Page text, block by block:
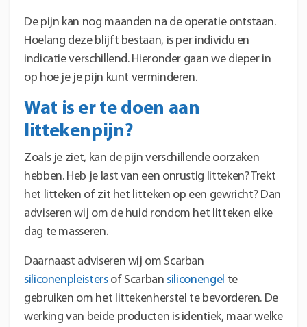
De pijn kan nog maanden na de operatie ontstaan.
Hoelang deze blijft bestaan, is per individu en
indicatie verschillend. Hieronder gaan we dieper in
op hoe je je pijn kunt verminderen.
Wat is er te doen aan
littekenpijn?
Zoals je ziet, kan de pijn verschillende oorzaken
hebben. Heb je last van een onrustig litteken? Trekt
het litteken of zit het litteken op een gewricht? Dan
adviseren wij om de huid rondom het litteken elke
dag te masseren.
Daarnaast adviseren wij om Scarban
siliconenpleistersof Scarban siliconengel te
gebruiken om het littekenherstel te bevorderen. De
werking van beide producten is identiek, maar welke